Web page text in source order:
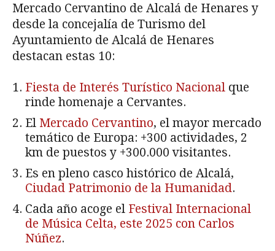
Mercado Cervantino de Alcalá de Henares y
desde la concejalía de Turismo del
Ayuntamiento de Alcalá de Henares
destacan estas 10:
Fiesta de Interés Turístico Nacional que
rinde homenaje a Cervantes.
El Mercado Cervantino, el mayor mercado
temático de Europa: +300 actividades, 2
km de puestos y +300.000 visitantes.
Es en pleno casco histórico de Alcalá,
Ciudad Patrimonio de la Humanidad.
Cada año acoge el Festival Internacional
de Música Celta, este 2025 con Carlos
Núñez.